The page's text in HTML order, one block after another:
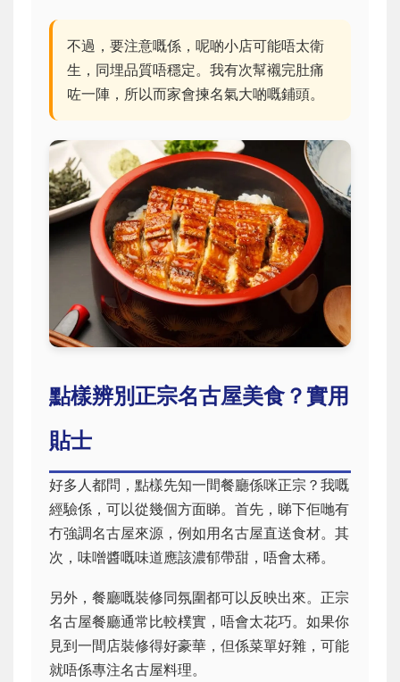
不過，要注意嘅係，呢啲小店可能唔太衛
生，同埋品質唔穩定。我有次幫襯完肚痛
咗一陣，所以而家會揀名氣大啲嘅鋪頭。
點樣辨別正宗名古屋美食？實用
貼士
好多人都問，點樣先知一間餐廳係咪正宗？我嘅
經驗係，可以從幾個方面睇。首先，睇下佢哋有
冇強調名古屋來源，例如用名古屋直送食材。其
次，味噌醬嘅味道應該濃郁帶甜，唔會太稀。
另外，餐廳嘅裝修同氛圍都可以反映出來。正宗
名古屋餐廳通常比較樸實，唔會太花巧。如果你
見到一間店裝修得好豪華，但係菜單好雜，可能
就唔係專注名古屋料理。